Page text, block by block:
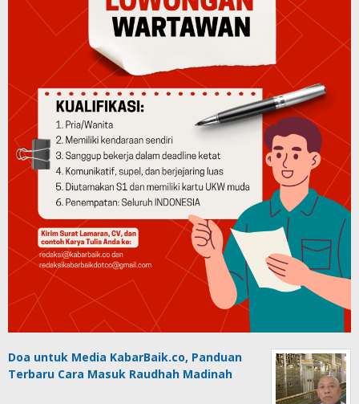
Doa untuk Media KabarBaik.co, Panduan
Terbaru Cara Masuk Raudhah Madinah